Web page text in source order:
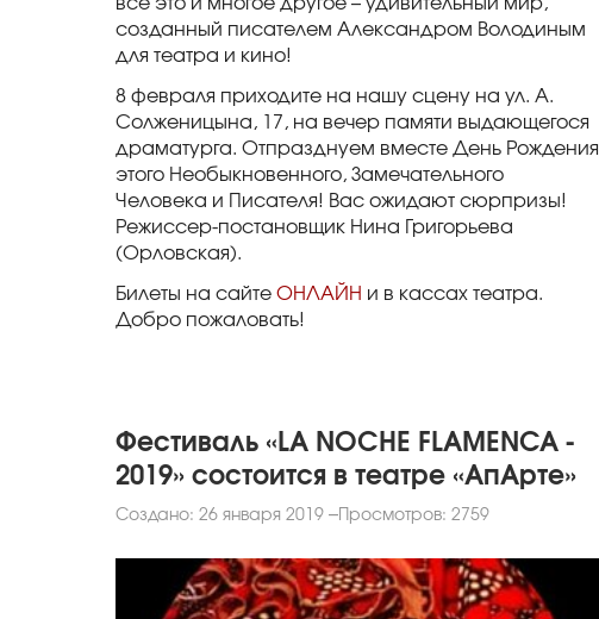
созданный писателем Александром Володиным
для театра и кино!
8 февраля приходите на нашу сцену на ул. А.
Солженицына, 17, на вечер памяти выдающегося
драматурга. Отпразднуем вместе День Рождения
этого Необыкновенного, Замечательного
Человека и Писателя! Вас ожидают сюрпризы!
Режиссер-постановщик Нина Григорьева
(Орловская).
Билеты на сайте ОНЛАЙН и в кассах театра.
Добро пожаловать!
Фестиваль «LA NOCHE FLAMENCA -
2019» состоится в театре «АпАрте»
Создано: 26 января 2019 Просмотров: 2759